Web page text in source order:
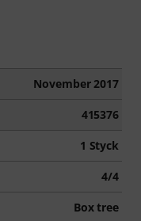
November 2017
415376
1 Styck
4/4
Box tree